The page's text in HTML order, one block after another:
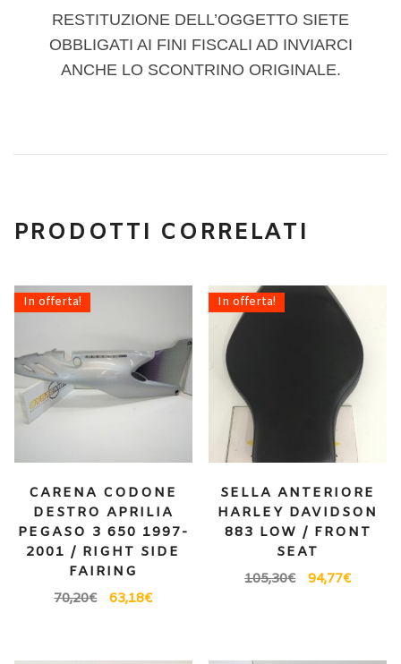
RESTITUZIONE DELL’OGGETTO SIETE
OBBLIGATI AI FINI FISCALI AD INVIARCI
ANCHE LO SCONTRINO ORIGINALE.
PRODOTTI CORRELATI
In offerta!
CARENA CODONE
DESTRO APRILIA
PEGASO 3 650 1997-
2001 / RIGHT SIDE
FAIRING
70,20€ 63,18€
In offerta!
SELLA ANTERIORE
HARLEY DAVIDSON
883 LOW / FRONT
SEAT
105,30€ 94,77€